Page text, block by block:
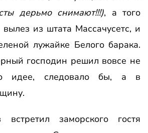
дерьмо снимают!!!), а того
из штата Массачусетс, и
лужайке Белого барака.
господин решил вовсе не
идее, следовало бы, а в
заморского гостя